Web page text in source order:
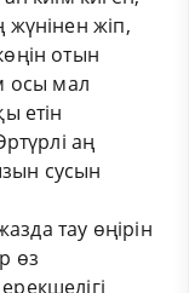
жүнінен жіп,
отын
осы мал
етін
аң
сусын
тау өңірін
өз